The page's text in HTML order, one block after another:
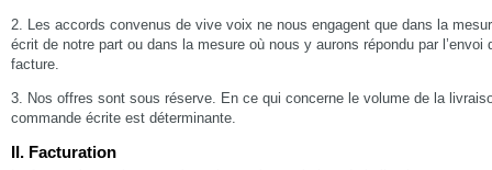
2. Les accords convenus de vive voix ne nous engagent que dans la
écrit de notre part ou dans la mesure où nous y aurons répondu par l’envoi
facture.
3. Nos offres sont sous réserve. En ce qui concerne le volume de la
commande écrite est déterminante.
II. Facturation